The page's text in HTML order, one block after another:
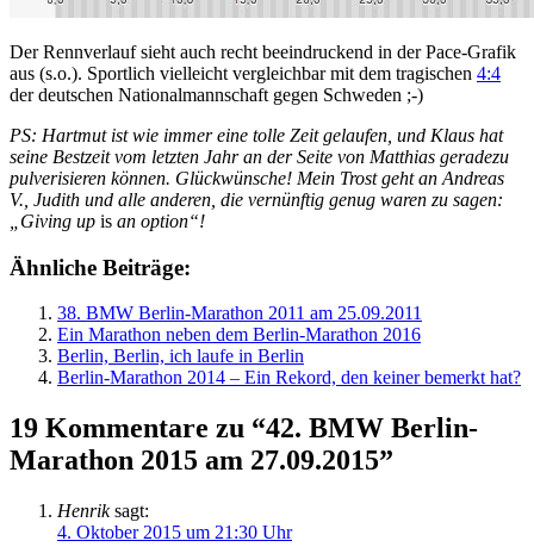
Der Rennverlauf sieht auch recht beeindruckend in der Pace-Grafik
aus (s.o.). Sportlich vielleicht vergleichbar mit dem tragischen 4:4
der deutschen Nationalmannschaft gegen Schweden ;-)
PS: Hartmut ist wie immer eine tolle Zeit gelaufen, und Klaus hat
seine Bestzeit vom letzten Jahr an der Seite von Matthias geradezu
pulverisieren können. Glückwünsche! Mein Trost geht an Andreas
V., Judith und alle anderen, die vernünftig genug waren zu sagen:
„Giving up is an option“!
Ähnliche Beiträge:
38. BMW Berlin-Marathon 2011 am 25.09.2011
Ein Marathon neben dem Berlin-Marathon 2016
Berlin, Berlin, ich laufe in Berlin
Berlin-Marathon 2014 – Ein Rekord, den keiner bemerkt hat?
19 Kommentare zu “42. BMW Berlin-
Marathon 2015 am 27.09.2015”
Henrik sagt:
4. Oktober 2015 um 21:30 Uhr